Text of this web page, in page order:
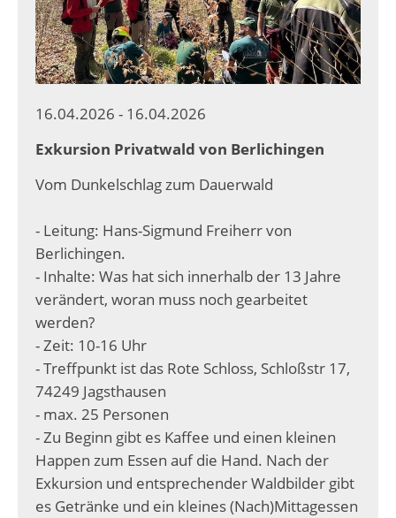
16.04.2026 - 16.04.2026
Exkursion Privatwald von Berlichingen
Vom Dunkelschlag zum Dauerwald
- Leitung: Hans-Sigmund Freiherr von
Berlichingen.
- Inhalte: Was hat sich innerhalb der 13 Jahre
verändert, woran muss noch gearbeitet
werden?
- Zeit: 10-16 Uhr
- Treffpunkt ist das Rote Schloss, Schloßstr 17,
74249 Jagsthausen
- max. 25 Personen
- Zu Beginn gibt es Kaffee und einen kleinen
Happen zum Essen auf die Hand. Nach der
Exkursion und entsprechender Waldbilder gibt
es Getränke und ein kleines (Nach)Mittagessen